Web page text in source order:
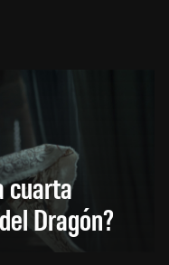
cuarta
Dragón?